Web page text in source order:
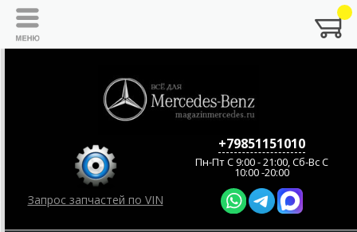
Запрос запчастей по VIN
+79851151010
Пн-Пт C 9:00 - 21:00, Сб-Вс С
10:00 -20:00